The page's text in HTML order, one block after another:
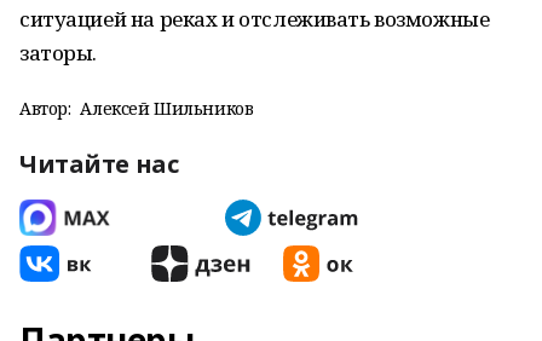
ситуацией на реках и отслеживать возможные
заторы.
Автор: Алексей Шильников
Читайте нас